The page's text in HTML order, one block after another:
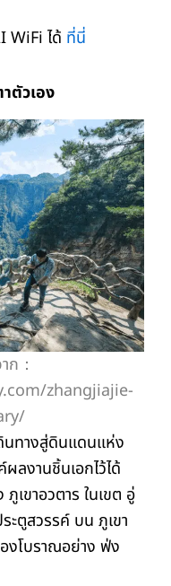
WiFi ได้ ที่นี่
ตัวเอง
ก：
zhangjiajie-
นทางสู่ดินแดนแห่ง
ลงานชิ้นเอกไว้ได้
เขาอวตาร ในเขต อู่
ตูสวรรค์ บน ภูเขา
งโบราณอย่าง ฟ่ง